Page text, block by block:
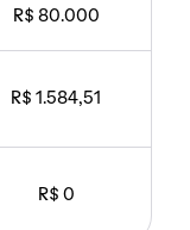
R$ 80.000
R$ 1.584,51
R$ 0